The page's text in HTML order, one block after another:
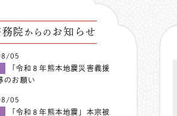
院 からの お知らせ
05
「令和８年熊本地震災害義援
のお願い
05
「令和８年熊本地震」本宗被